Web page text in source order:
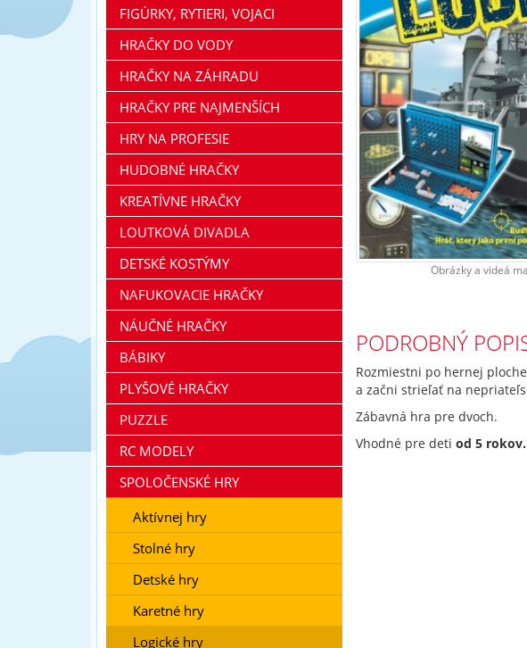
Obrázky a videá
PODROBNÝ
Rozmiestni po hernej
a začni strieľať na
Zábavná hra pre dvoch.
Vhodné pre detiod 5 rokov.
FIGÚRKY, RYTIERI, VOJACI
HRAČKY DO VODY
HRAČKY NA ZÁHRADU
HRAČKY PRE NAJMENŠÍCH
HRY NA PROFESIE
HUDOBNÉ HRAČKY
KREATÍVNE HRAČKY
LOUTKOVÁ DIVADLA
DETSKÉ KOSTÝMY
NAFUKOVACIE HRAČKY
NÁUČNÉ HRAČKY
BÁBIKY
PLYŠOVÉ HRAČKY
PUZZLE
RC MODELY
SPOLOČENSKÉ HRY
Aktívnej hry
Stolné hry
Detské hry
Karetné hry
Logické hry